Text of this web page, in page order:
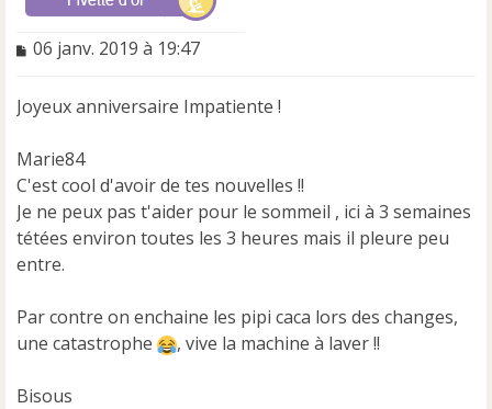
M
s
g
e
n
o
n
l
u
06 janv. 2019 à 19:47
Joyeux anniversaire Impatiente !
Marie84
C'est cool d'avoir de tes nouvelles !!
Je ne peux pas t'aider pour le sommeil , ici à 3 semaines
tétées environ toutes les 3 heures mais il pleure peu
entre.
Par contre on enchaine les pipi caca lors des changes,
une catastrophe
, vive la machine à laver !!
Bisous